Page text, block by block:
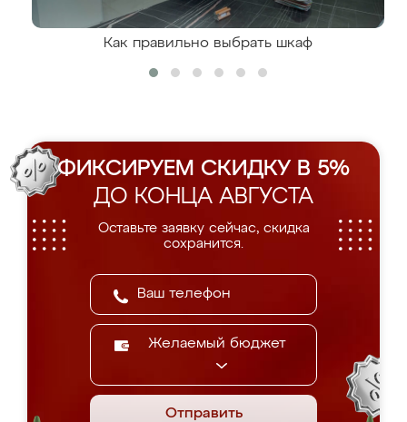
Как правильно выбрать шкаф
ФИКСИРУЕМ СКИДКУ В 5%
ДО КОНЦА АВГУСТА
Оставьте заявку сейчас, скидка
сохранится.
Желаемый бюджет
Отправить